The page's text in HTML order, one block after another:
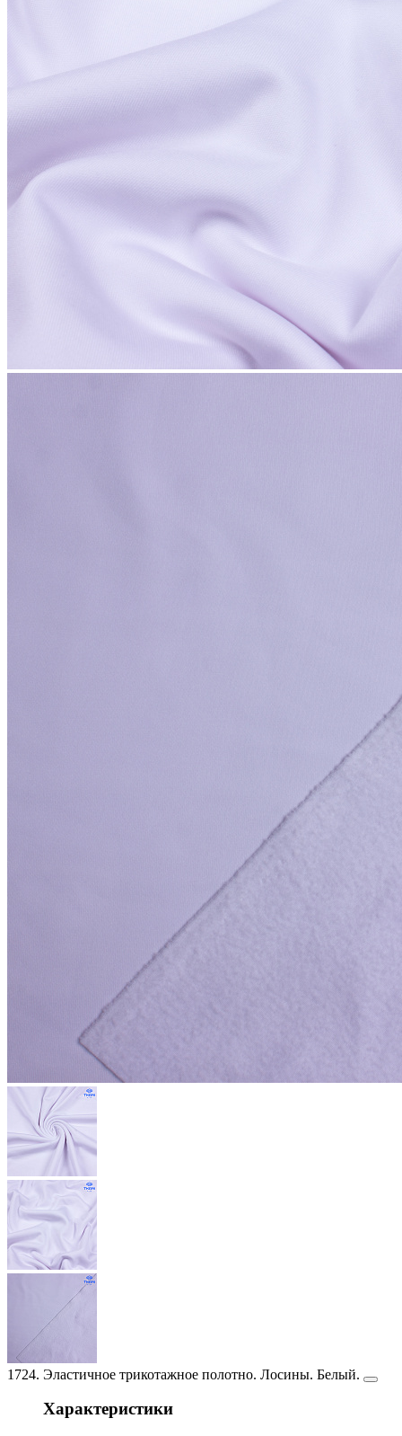
1724. Эластичное трикотажное полотно. Лосины. Белый.
Характеристики